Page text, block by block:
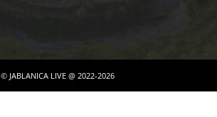
© JABLANICA LIVE @ 2022-2026